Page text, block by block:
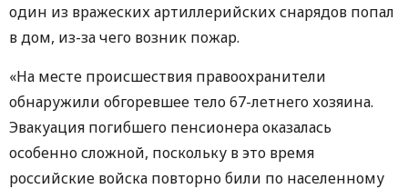
один из вражеских артиллерийских снарядов попал
в дом, из-за чего возник пожар.
«На месте происшествия правоохранители
обнаружили обгоревшее тело 67-летнего хозяина.
Эвакуация погибшего пенсионера оказалась
особенно сложной, поскольку в это время
российские войска повторно били по населенному